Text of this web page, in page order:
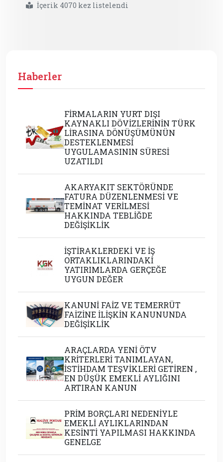
İçerik 4070 kez listelendi
Haberler
FİRMALARIN YURT DIŞI
KAYNAKLI DÖVİZLERİNİN TÜRK
LİRASINA DÖNÜŞÜMÜNÜN
DESTEKLENMESİ
UYGULAMASININ SÜRESİ
UZATILDI
AKARYAKIT SEKTÖRÜNDE
FATURA DÜZENLENMESİ VE
TEMİNAT VERİLMESİ
HAKKINDA TEBLİĞDE
DEĞİŞİKLİK
İŞTİRAKLERDEKİ VE İŞ
ORTAKLIKLARINDAKİ
YATIRIMLARDA GERÇEĞE
UYGUN DEĞER
KANUNİ FAİZ VE TEMERRÜT
FAİZİNE İLİŞKİN KANUNUNDA
DEĞİŞİKLİK
ARAÇLARDA YENİ ÖTV
KRİTERLERİ TANIMLAYAN,
İSTİHDAM TEŞVİKLERİ GETİREN ,
EN DÜŞÜK EMEKLİ AYLIĞINI
ARTIRAN KANUN
PRİM BORÇLARI NEDENİYLE
EMEKLİ AYLIKLARINDAN
KESİNTİ YAPILMASI HAKKINDA
GENELGE